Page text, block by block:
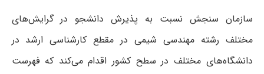
سازمان سنجش نسبت به پذیرش دانشجو در گرایش‌های
مختلف رشته مهندسی شیمی در مقطع کارشناسی ارشد در
دانشگاه‌های مختلف در سطح کشور اقدام می‌کند که فهرست